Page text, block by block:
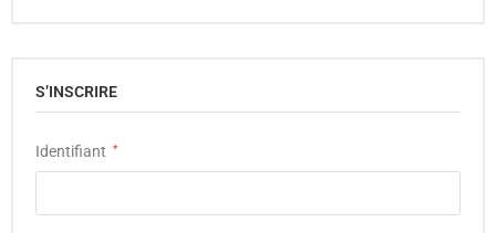
S’INSCRIRE
Identifiant *